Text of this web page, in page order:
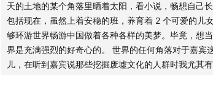
在俄罗斯看到了农业的另一种形态—地广，人稀
俄罗斯种大豆的亩产
天的土地的某个角落里晒着太阳，看小说，畅想自己
包括现在，虽然上着安稳的班，养育着 2 个可爱的儿
够环游世界畅游中国做着各种各样的美梦。毕竟，想
界是充满强烈的好奇心的。 世界的任何角落对于嘉宾
儿，在听到嘉宾说那些挖掘废墟文化的人群时我尤其有